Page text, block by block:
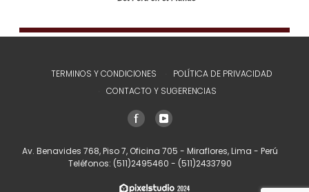
TERMINOS Y CONDICIONES
POLÍTICA DE PRIVACIDAD
CONTACTO Y SUGERENCIAS
Av. Benavides 768, Piso 7, Oficina 705 - Miraflores, Lima - Perú
Teléfonos: (511)2495460 - (511)2433790